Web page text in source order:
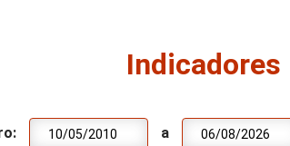
Indicadores
a